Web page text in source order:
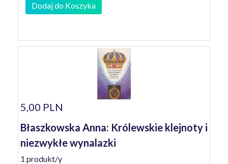
Dodaj do Koszyka
5,00 PLN
Błaszkowska Anna: Królewskie klejnoty i
niezwykłe wynalazki
1 produkt/y